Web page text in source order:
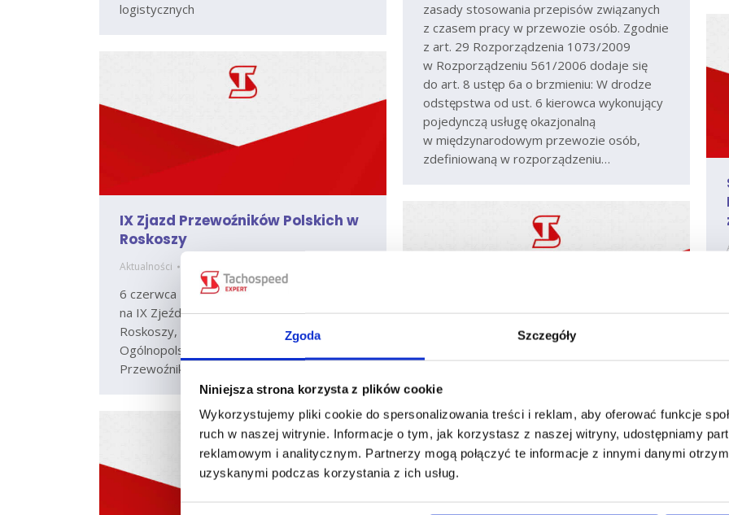
Zgoda Szczegóły
Niniejsza strona korzysta z plików cookie
Wykorzystujemy pliki cookie do spersonalizowania treści i reklam, aby oferować funkcje
ruch w naszej witrynie. Informacje o tym, jak korzystasz z naszej witryny, udostępniamy
reklamowym i analitycznym. Partnerzy mogą połączyć te informacje z innymi danymi
uzyskanymi podczas korzystania z ich usług.
logistycznych
zasady stosowania przepisów związanych
z czasem pracy w przewozie osób. Zgodnie
z art. 29 Rozporządzenia 1073/2009
w Rozporządzeniu 561/2006 dodaje się
do art. 8 ustęp 6a o brzmieniu: W drodze
odstępstwa od ust. 6 kierowca wykonujący
pojedynczą usługę okazjonalną
w międzynarodowym przewozie osób,
zdefiniowaną w rozporządzeniu…
IX Zjazd Przewoźników Polskich w
Roskoszy
Aktualności
6 czerwca 2008 r. firma Infolab pojawiła się
na IX Zjeździe Przewoźników Polskich w
Roskoszy, zorganizowanym przez
Ogólnopolskie Stowarzyszenie
Przewoźników.
Regionalne Targi Transportowe –
Wybrzeże 2008
Aktualności Marcin Szmandra pon., 26 maj 2008
Zapraszamy na Festyn Transportowca oraz
Regionalne Targi Transportowe,
organizowane przez Pomorskie